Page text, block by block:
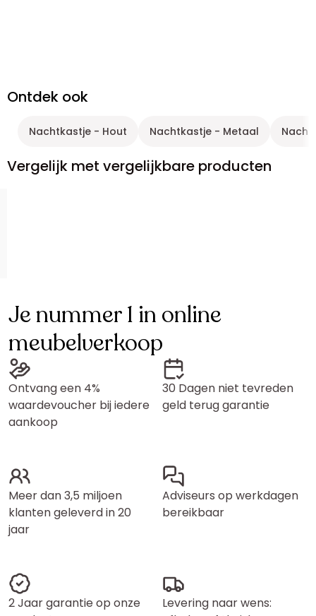
Ontdek ook
Nachtkastje - Hout Nachtkastje - Metaal
Vergelijk met vergelijkbare producten
Je nummer 1 in online
meubelverkoop
Ontvang een 4%
waardevoucher bij iedere
aankoop
30 Dagen niet tevreden
geld terug garantie
Meer dan 3,5 miljoen
klanten geleverd in 20
jaar
Adviseurs op werkdagen
bereikbaar
2 Jaar garantie op onze
Levering naar wens: